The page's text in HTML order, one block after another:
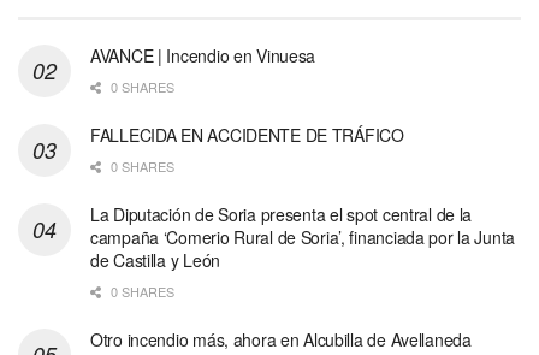
AVANCE | Incendio en Vinuesa
0 SHARES
FALLECIDA EN ACCIDENTE DE TRÁFICO
0 SHARES
La Diputación de Soria presenta el spot central de la
campaña ‘Comerio Rural de Soria’, financiada por la Junta
de Castilla y León
0 SHARES
Otro incendio más, ahora en Alcubilla de Avellaneda